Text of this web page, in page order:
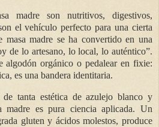
madre son nutritivos, digestivos,
el vehículo perfecto para una cierta
masa madre se ha convertido en una
de lo artesano, lo local, lo auténtico”.
algodón orgánico o pedalear en fixie:
es una bandera identitaria.
tanta estética de azulejo blanco y
madre es pura ciencia aplicada. Un
gluten y ácidos molestos, produce